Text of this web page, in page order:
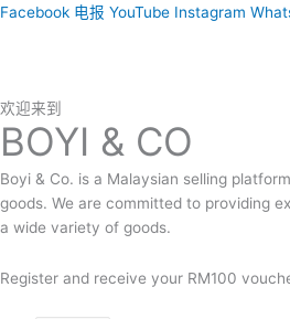
Facebook 电报 YouTube Instagram
欢迎来到
BOYI & CO
Boyi & Co. is a Malaysian selling
goods. We are committed to providing
a wide variety of goods.
Register and receive your RM100